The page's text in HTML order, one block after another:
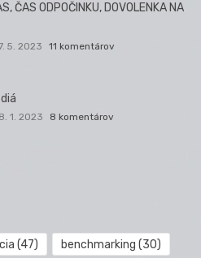
ČAS ODPOČINKU, DOVOLENKA NA
5. 2023 11 komentárov
1. 2023 8 komentárov
(47) benchmarking (30)